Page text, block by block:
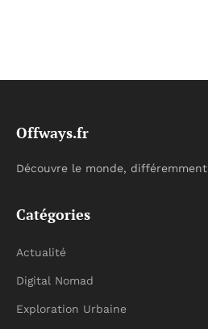
Offways.fr
Découvre le monde, différemment
Catégories
Actualité
Digital Nomad
Exploration Urbaine